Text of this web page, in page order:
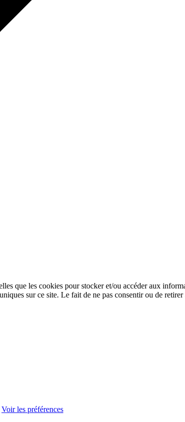
que les cookies pour stocker et/ou accéder aux
sur ce site. Le fait de ne pas consentir ou de
Voir les préférences